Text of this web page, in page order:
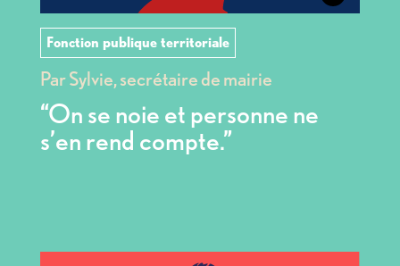
Fonction publique territoriale
Par Sylvie, secrétaire de mairie
“On se noie et personne ne
s’en rend compte.”